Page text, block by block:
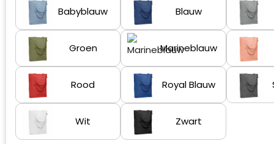
Mepal
Moleskine
MyKit
Ocean Bottle
Parker
Babyblauw Blauw
Groen Marineblauw
Rood Royal Blauw
Wit Zwart